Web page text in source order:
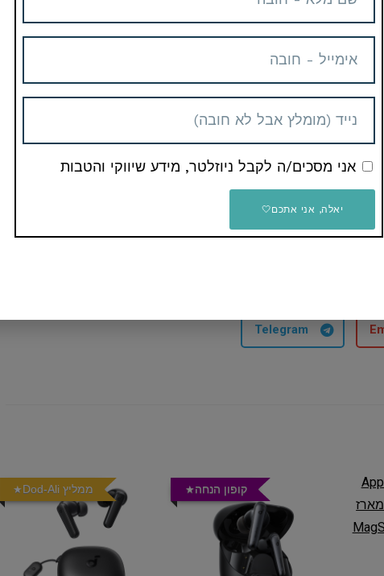
מוצרים או כול דבר אחר שתרצו
Telegram
קופון הנחה ממליץ Dod-Ali
אני מסכים/ה לקבל ניוזלטר, מידע שיווקי והטבות
יאלה, אני אתכם🤍